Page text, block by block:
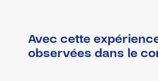
Avec cette
observées dans le